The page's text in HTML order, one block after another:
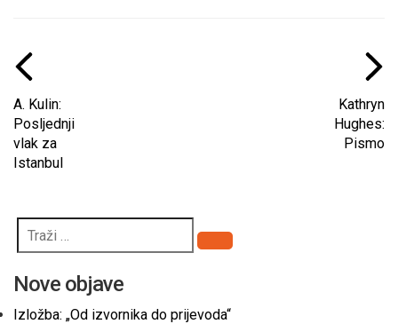
A. Kulin:
Posljednji
vlak za
Istanbul
Kathryn
Hughes:
Pismo
Pretraži
Nove objave
Izložba: „Od izvornika do prijevoda“